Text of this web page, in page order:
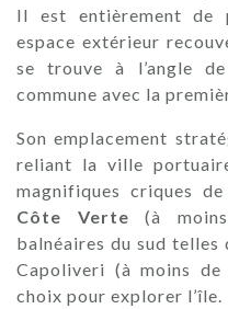
Il est entièrement de
espace extérieur
se trouve à l’angle
commune avec la
Son emplacement
reliant la ville
magnifiques criques
Côte Verte (à
balnéaires du sud telles
Capoliveri (à moins
choix pour explorer l’île.